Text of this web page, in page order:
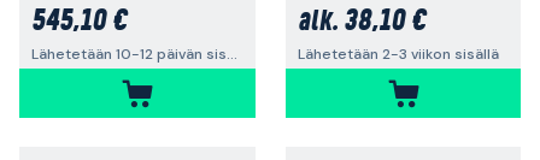
545,10 €
Lähetetään 10-12 päivän sisällä
alk. 38,10 €
Lähetetään 2-3 viikon sisällä